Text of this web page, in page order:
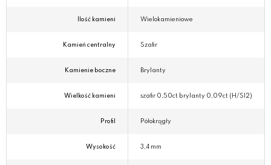
Ilość kamieni Wielokamieniowe
Kamień centralny Szafir
Kamienie boczne Brylanty
Wielkość kamieni szafir 0,50ct brylanty 0,09ct (H/SI2)
Profil Półokrągły
Wysokość 3,4 mm